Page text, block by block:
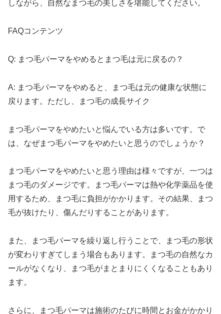
しながら、自然なまつ毛の美しさを堪能してください。
FAQコンテンツ
Q: まつ毛パーマをやめるとまつ毛は元に戻るの？
A: まつ毛パーマをやめると、まつ毛は元の健康な状態に
戻ります。ただし、まつ毛の成長サイク
まつ毛パーマをやめたいと悩んでいる方は多いです。で
は、なぜまつ毛パーマをやめたいと思うのでしょうか？
まつ毛パーマをやめたいと思う理由は様々ですが、一つは
まつ毛のダメージです。まつ毛パーマは熱や化学薬品を使
用するため、まつ毛に負担がかかります。その結果、まつ
毛が抜けたり、傷んだりすることがあります。
また、まつ毛パーマを繰り返し行うことで、まつ毛の形状
が変わりすぎてしまう場合もあります。まつ毛の自然なカ
ールがなくなり、まつ毛がまとまりにくくなることもあり
ます。
さらに、まつ毛パーマは施術のたびに時間とお金がかかり